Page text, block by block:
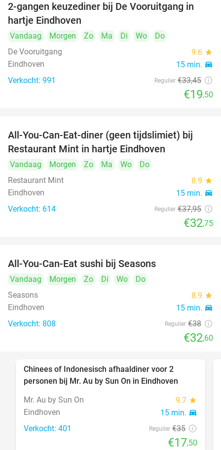
42%
2-gangen keuzediner bij De Vooruitgang in
hartje Eindhoven
Vandaag Morgen Zo Ma Di Wo
Do
De Vooruitgang
9.6 star
Eindhoven 15 min. directions_car
Verkocht: 991 Regulier €33,45
€19,50
14%
All-You-Can-Eat-diner (geen tijdslimiet) bij
Restaurant Mint in hartje Eindhoven
Vandaag Morgen Zo Ma Wo
Do
Restaurant Mint
8.9 star
Eindhoven 15 min. directions_car
Verkocht: 614 Regulier €37,95
€32,75
All-You-Can-Eat sushi bij Seasons
Vandaag Morgen Zo Di Wo
Do
Seasons
8.9 star
Eindhoven 15 min. directions_car
Verkocht: 808 Regulier €38
€32,60
Chinees of Indonesisch afhaaldiner voor 2
personen bij Mr. Au by Sun On in Eindhoven
Mr. Au by Sun On
9.7 star
Eindhoven 15 min. directions_car
Verkocht: 401 Regulier €35
€17,50